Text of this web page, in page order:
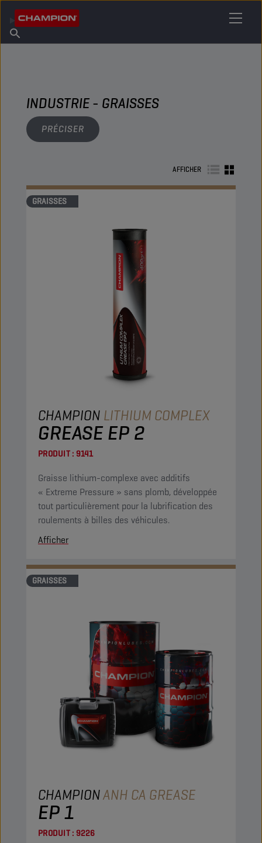
À propos de Champion
Trouver un point de vente
INDUSTRIE - GRAISSES
PRÉCISER
AFFICHER
GRAISSES
CHAMPION LITHIUM COMPLEX
GREASE EP 2
PRODUIT : 9141
Graisse lithium-complexe avec additifs
« Extreme Pressure » sans plomb, développée
tout particulièrement pour la lubrification des
roulements à billes des véhicules.
Afficher
GRAISSES
CHAMPIONANH CA GREASE
EP 1
PRODUIT : 9226